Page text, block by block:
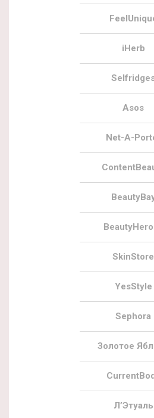
iHerb
Asos
Net-A-
SkinStore
YesStyle
Sephora
Золотое
Л’Этуаль